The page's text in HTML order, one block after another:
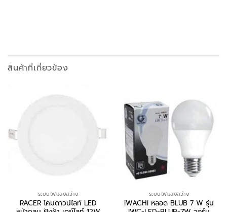
สินค้าที่เกี่ยวข้อง
ระบบไฟแสงสว่าง
RACER โคมดาวน์ไลท์ LED
ระบบไฟแสงสว่าง
IWACHI หลอด BLUB 7 W รุ่น